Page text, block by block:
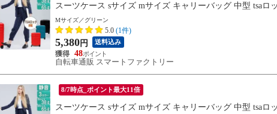
スーツケース sサイズ mサイズ キャリーバッグ 中型 tsaロ
Mサイズ／グリーン
5.0 (1件)
5,380 円 送料込み
48
自転車通販 スマートファクトリー
8/7時点_ポイント最大11倍
スーツケース sサイズ mサイズ キャリーバッグ 中型 tsaロ